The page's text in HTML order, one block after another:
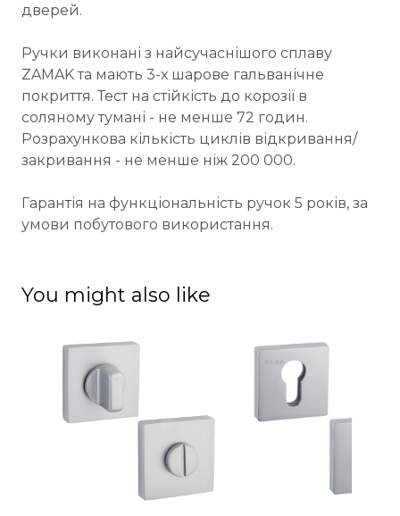
дверей.
Ручки виконані з найсучаснішого сплаву
ZAMAK та мають 3-х шарове гальванічне
покриття. Тест на стійкість до корозії в
соляному тумані - не менше 72 годин.
Розрахункова кількість циклів відкривання/
закривання - не менше ніж 200 000.
Гарантія на функціональність ручок 5 років, за
умови побутового використання.
You might also like